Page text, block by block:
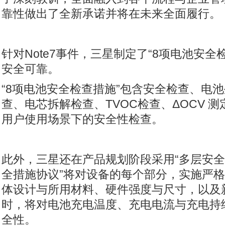
靠性做出了全新承诺并将在未来全面履行。
针对Note7事件，三星制定了“8项电池安全
安全可靠。
“8项电池安全检查措施”包含安全检查、电
查、电芯拆解检查、 TVOC检查、 ΔOCV 测
用户使用场景下的安全性检查。
此外，三星还在产品规划阶段采用“多层安
全措施协议”将对设备的每个部分，实施严
体设计与所用材料、硬件强度与尺寸，以
时，将对电池充电温度、充电电流与充电
全性。